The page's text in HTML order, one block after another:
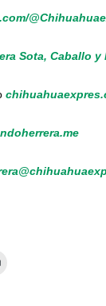
Sota, Caballo y